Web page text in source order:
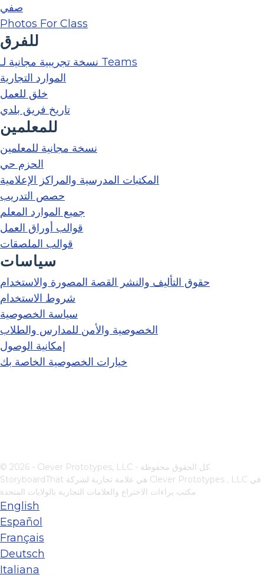
صفي
Photos For Class
للفرق
نسخة تجريبية مجانية لـ Teams
الموارد التجارية
خلق للعمل
تاريخ فريق بلدي
للمعلمين
نسخة مجانية للمعلمين
الحزم حي
المكتبات المدرسية والمراكز الإعلامية
حصص التدريب
جميع الموارد المعلم
قوالب أوراق العمل
قوالب الملصقات
سياسات
حقوق التأليف والنشر القصة المصورة والاستخدام
شروط الاستخدام
سياسة الخصوصية
الخصوصية والأمن للمدارس والطلاب
إمكانية الوصول
خيارات الخصوصية الخاصة بك
© 2026 - Clever Prototypes, LLC - كل الحقوق محفوظة.
Clever Prototypes , LLC
مكتب براءات الاختراع والعلامات التجارية بالولايات المتحدة
English
Español
Français
Deutsch
Italiana